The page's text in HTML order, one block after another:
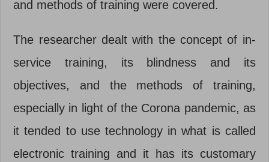
and methods of training were covered.
The researcher dealt with the concept of in-
service training, its blindness and its
objectives, and the methods of training,
especially in light of the Corona pandemic, as
it tended to use technology in what is called
electronic training and it has its customary